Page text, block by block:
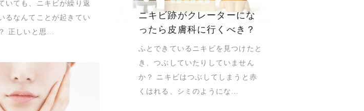
いても、ニキビが繰り返
るなんてことが起きてい
正しいと思…
ニキビ跡がクレーターにな
ったら皮膚科に行くべき？
ふとできているニキビを見つけたと
き、つぶしていたりしていません
か？ ニキビはつぶしてしまうと赤
くはれる、シミのようにな…